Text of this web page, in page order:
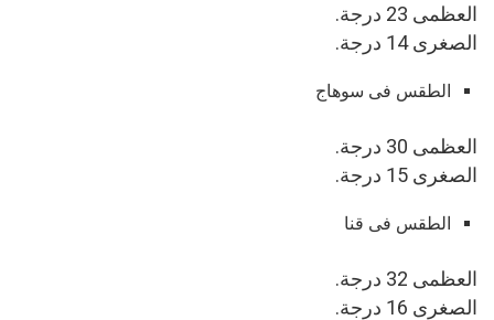
العظمى 23 درجة.
الصغرى 14 درجة.
الطقس فى سوهاج
العظمى 30 درجة.
الصغرى 15 درجة.
الطقس فى قنا
العظمى 32 درجة.
الصغرى 16 درجة.